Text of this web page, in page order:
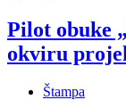
Pilot obuke
okviru
Štampa